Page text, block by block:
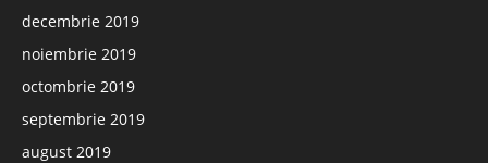
decembrie 2019
noiembrie 2019
octombrie 2019
septembrie 2019
august 2019